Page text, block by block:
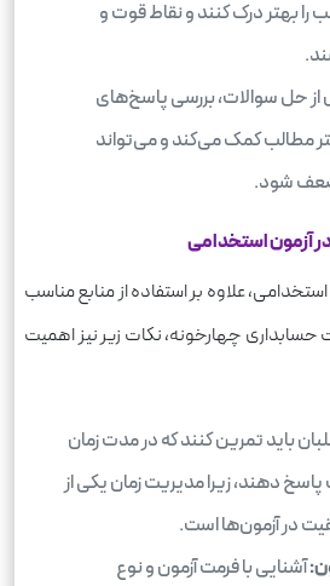
را بهتر درک کنند و نقاط قوت و
حل سوالات، بررسی پاسخ‌های
مطالب کمک می‌کند و می‌تواند
شود.
آزمون استخدامی
علاوه بر استفاده از منابع مناسب
چهارخونه، نکات زیر نیز اهمیت
باید تمرین کنند که در مدت زمان
دهند، زیرا مدیریت زمان یکی از
در آزمون‌ها است.
آشنایی با فرمت آزمون و نوع